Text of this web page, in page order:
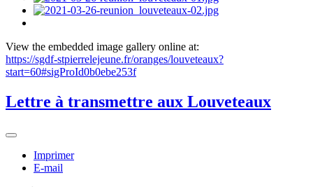
View the embedded image gallery online at:
https://sgdf-stpierrelejeune.fr/oranges/louveteaux?
start=60#sigProId0b0ebe253f
Lettre à transmettre aux Louveteaux
Imprimer
E-mail